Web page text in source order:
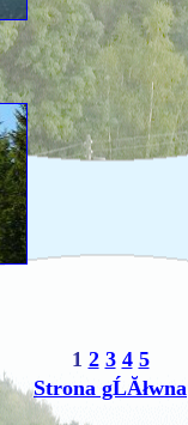
1 2 3 4 5
Strona gĹĂłwna